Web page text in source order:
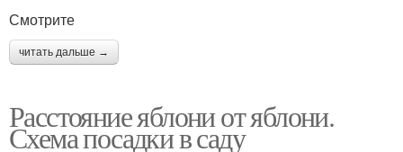
Смотрите
читать дальше →
Расстояние яблони от яблони.
Схема посадки в саду